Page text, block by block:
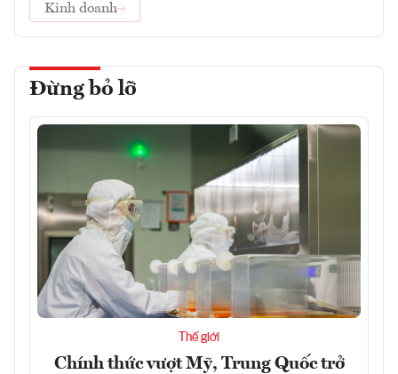
Kinh doanh
Đừng bỏ lỡ
Thế giới
Chính thức vượt Mỹ, Trung Quốc trở